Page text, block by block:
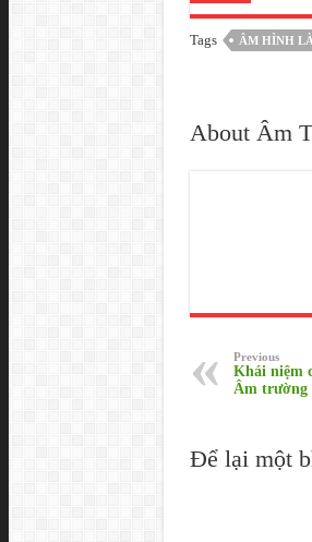
Tags ÂM HÌNH
About Âm
Previous
Khái niệm
Âm trường
Để lại một